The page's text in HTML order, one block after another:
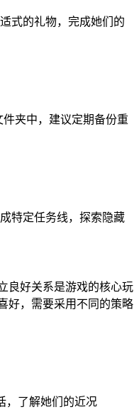
式的礼物，完成她们的
件夹中，建议定期备份重
特定任务线，探索隐藏
良好关系是游戏的核心玩
好，需要采用不同的策略
，了解她们的近况